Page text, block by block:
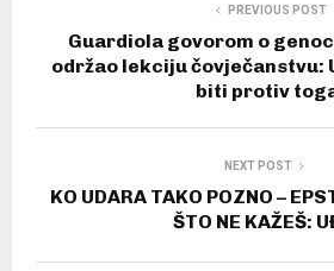
PREVIOUS POST
Guardiola govorom o
održao lekciju čovječanstvu:
biti protiv
NEXT POST
KO UDARA TAKO POZNO –
ŠTO NE KAŽEŠ: